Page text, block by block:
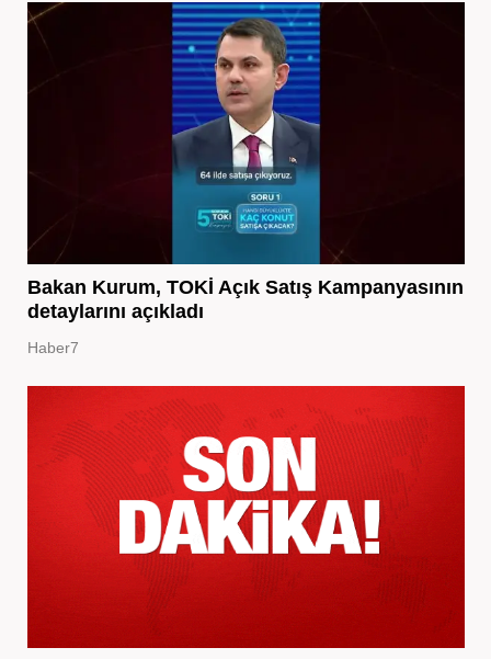
Bakan Kurum, TOKİ Açık Satış Kampanyasının
detaylarını açıkladı
Haber7